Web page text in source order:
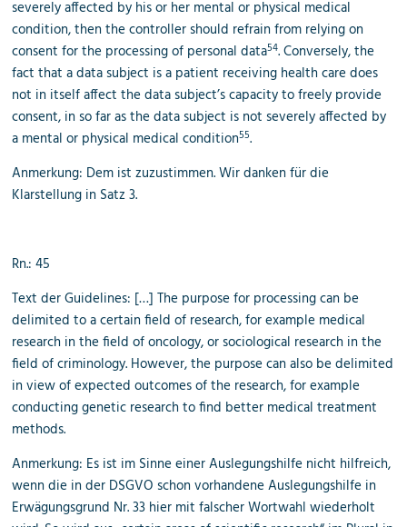
severely affected by his or her mental or physical medical
condition, then the controller should refrain from relying on
consent for the processing of personal data54. Conversely, the
fact that a data subject is a patient receiving health care does
not in itself affect the data subject’s capacity to freely provide
consent, in so far as the data subject is not severely affected by
a mental or physical medical condition55.
Anmerkung: Dem ist zuzustimmen. Wir danken für die
Klarstellung in Satz 3.
Rn.: 45
Text der Guidelines: […] The purpose for processing can be
delimited to a certain field of research, for example medical
research in the field of oncology, or sociological research in the
field of criminology. However, the purpose can also be delimited
in view of expected outcomes of the research, for example
conducting genetic research to find better medical treatment
methods.
Anmerkung: Es ist im Sinne einer Auslegungshilfe nicht hilfreich,
wenn die in der DSGVO schon vorhandene Auslegungshilfe in
Erwägungsgrund Nr. 33 hier mit falscher Wortwahl wiederholt